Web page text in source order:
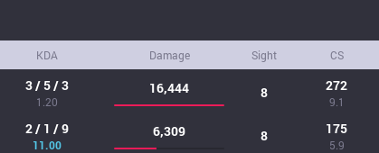
KDA Damage Sight CS
3 / 5 / 3
1.20
16,444 8 272
9.1
2 / 1 / 9
11.00
6,309 8 175
5.9